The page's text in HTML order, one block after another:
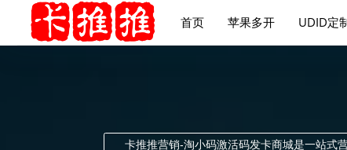
首页 苹果多开 UDID定
卡推推营销-淘小码激活码发卡商城是一站式